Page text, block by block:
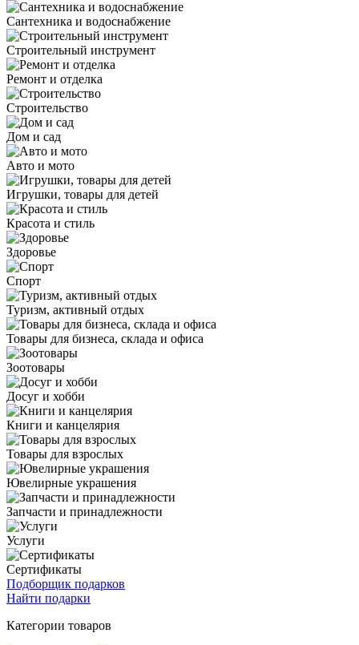
Сантехника и водоснабжение
Строительный инструмент
Ремонт и отделка
Строительство
Дом и сад
Авто и мото
Игрушки, товары для детей
Красота и стиль
Здоровье
Спорт
Туризм, активный отдых
Товары для бизнеса, склада и офиса
Зоотовары
Досуг и хобби
Книги и канцелярия
Товары для взрослых
Ювелирные украшения
Запчасти и принадлежности
Услуги
Сертификаты
Подборщик подарков
Найти подарки
Категории товаров